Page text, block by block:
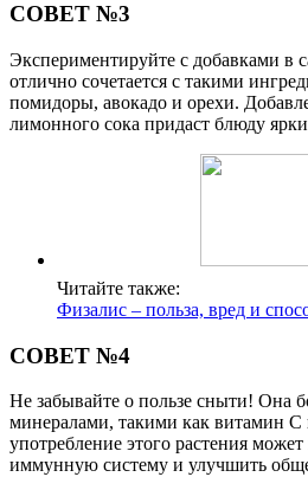
СОВЕТ №3
Экспериментируйте с добавками в
отлично сочетается с такими
помидоры, авокадо и орехи.
лимонного сока придаст блюду
Читайте также:
Физалис – польза, вред и
СОВЕТ №4
Не забывайте о пользе сныти! Она
минералами, такими как витамин C
употребление этого растения
иммунную систему и улучшить